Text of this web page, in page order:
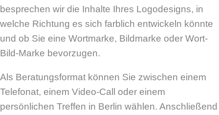
besprechen wir die Inhalte Ihres Logodesigns, in
welche Richtung es sich farblich entwickeln könnte
und ob Sie eine Wortmarke, Bildmarke oder Wort-
Bild-Marke bevorzugen.
Als Beratungsformat können Sie zwischen einem
Telefonat, einem Video-Call oder einem
persönlichen Treffen in Berlin wählen. Anschließend